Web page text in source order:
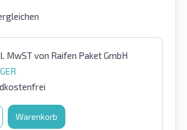
MwSTvon Raifen Paket GmbH
Warenkorb